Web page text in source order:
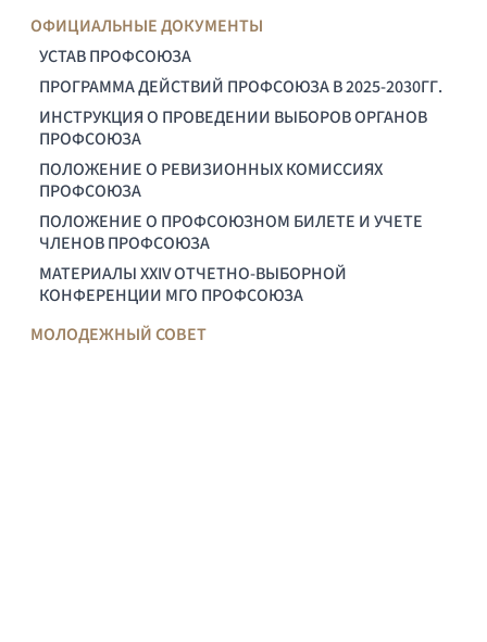
ОФИЦИАЛЬНЫЕ ДОКУМЕНТЫ
УСТАВ ПРОФСОЮЗА
ПРОГРАММА ДЕЙСТВИЙ ПРОФСОЮЗА В 2025-2030ГГ.
ИНСТРУКЦИЯ О ПРОВЕДЕНИИ ВЫБОРОВ ОРГАНОВ
ПРОФСОЮЗА
ПОЛОЖЕНИЕ О РЕВИЗИОННЫХ КОМИССИЯХ
ПРОФСОЮЗА
ПОЛОЖЕНИЕ О ПРОФСОЮЗНОМ БИЛЕТЕ И УЧЕТЕ
ЧЛЕНОВ ПРОФСОЮЗА
МАТЕРИАЛЫ XXIV ОТЧЕТНО-ВЫБОРНОЙ
КОНФЕРЕНЦИИ МГО ПРОФСОЮЗА
МОЛОДЕЖНЫЙ СОВЕТ